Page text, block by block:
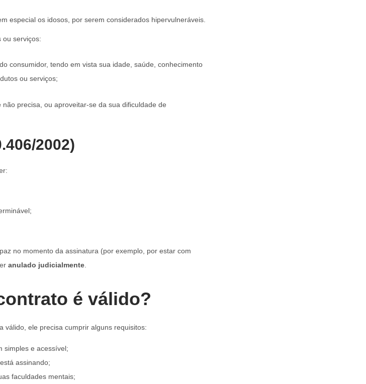
especial os idosos, por serem considerados hipervulneráveis.
serviços:
consumidor, tendo em vista sua idade, saúde, conhecimento
ou serviços;
precisa, ou aproveitar-se da sua dificuldade de
2002)
no momento da assinatura (por exemplo, por estar com
anulado judicialmente.
é válido?
válido, ele precisa cumprir alguns requisitos:
simples e acessível;
assinando;
faculdades mentais;